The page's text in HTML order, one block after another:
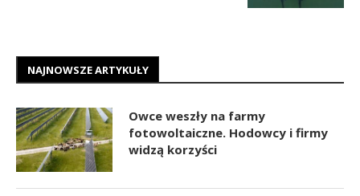
NAJNOWSZE ARTYKUŁY
Owce weszły na farmy
fotowoltaiczne. Hodowcy i firmy
widzą korzyści